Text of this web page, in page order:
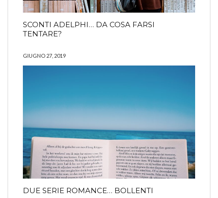
SCONTI ADELPHI… DA COSA FARSI
TENTARE?
GIUGNO 27, 2019
DUE SERIE ROMANCE… BOLLENTI